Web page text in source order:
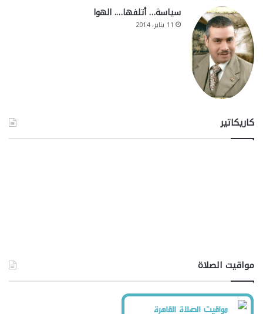
سياسة… أتلفها…. الهوا
11 يناير، 2014
كاريكاتير
مواقيت الصلاة